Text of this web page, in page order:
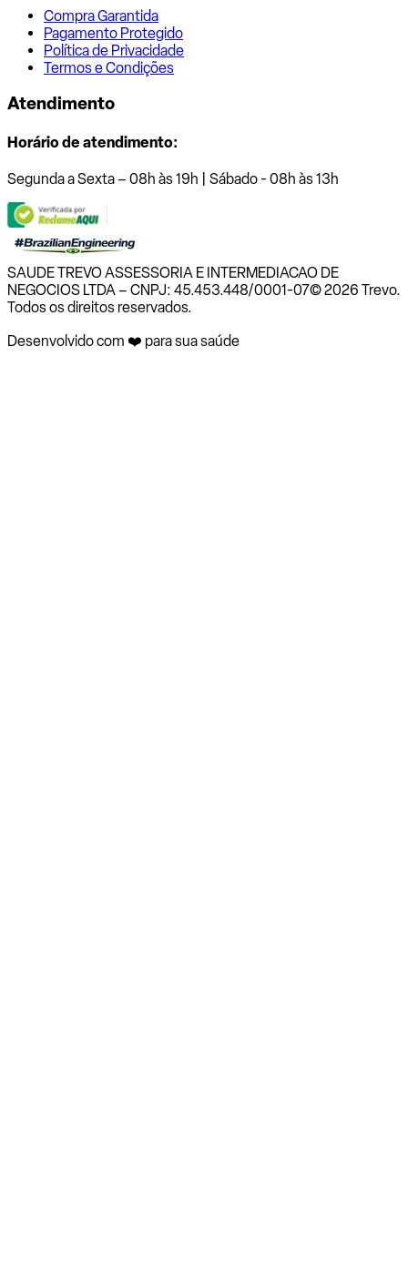
Compra Garantida
Pagamento Protegido
Política de Privacidade
Termos e Condições
Atendimento
Horário de atendimento:
Segunda a Sexta – 08h às 19h | Sábado - 08h às 13h
SAUDE TREVO ASSESSORIA E INTERMEDIACAO DE
NEGOCIOS LTDA – CNPJ: 45.453.448/0001-07© 2026 Trevo.
Todos os direitos reservados.
Desenvolvido com ❤️ para sua saúde